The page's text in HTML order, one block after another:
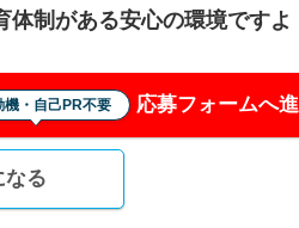
体制がある安心の環境ですよ
機・自己PR不要 応募フォームへ
なる